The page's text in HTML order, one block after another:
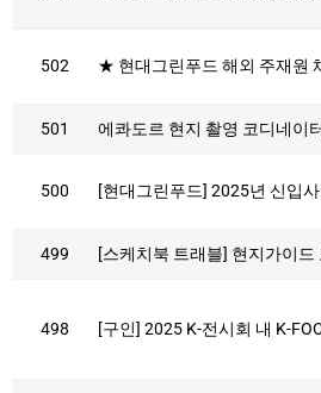
502 ★ 현대그린푸드 해외 주재원
501 에콰도르 현지 촬영 코디네이
500 [현대그린푸드] 2025년 신입
499 [스케치북 트래블] 현지가이드
498 [구인] 2025 K-전시회 내 K-